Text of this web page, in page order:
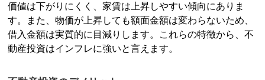
価値は下がりにくく、家賃は上昇しやすい傾向にありま
す。また、物価が上昇しても額面金額は変わらないため、
借入金額は実質的に目減りします。これらの特徴から、不
動産投資はインフレに強いと言えます。